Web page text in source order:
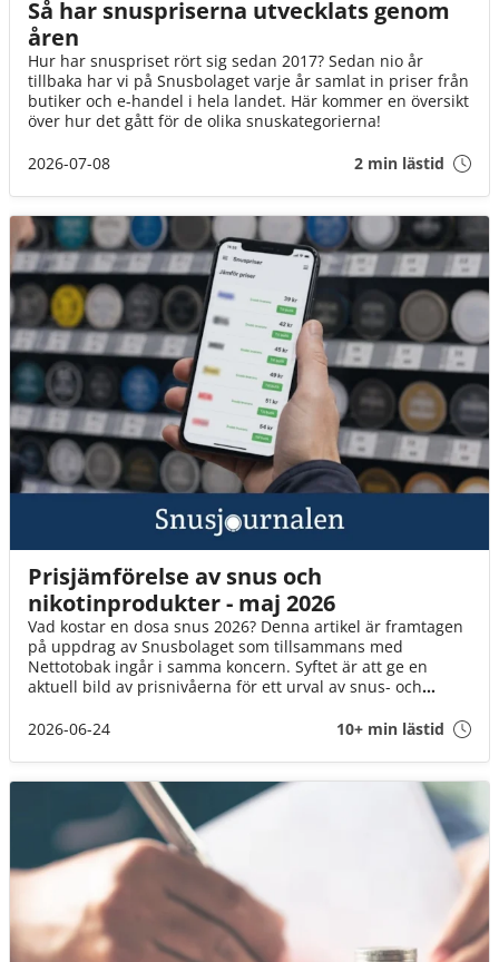
Så har snuspriserna utvecklats genom
åren
Hur har snuspriset rört sig sedan 2017? Sedan nio år
tillbaka har vi på Snusbolaget varje år samlat in priser från
butiker och e-handel i hela landet. Här kommer en översikt
över hur det gått för de olika snuskategorierna!
2026-07-08
2 min lästid
Prisjämförelse av snus och
nikotinprodukter - maj 2026
Vad kostar en dosa snus 2026? Denna artikel är framtagen
på uppdrag av Snusbolaget som tillsammans med
Nettotobak ingår i samma koncern. Syftet är att ge en
aktuell bild av prisnivåerna för ett urval av snus- och
2026-06-24
10+ min lästid